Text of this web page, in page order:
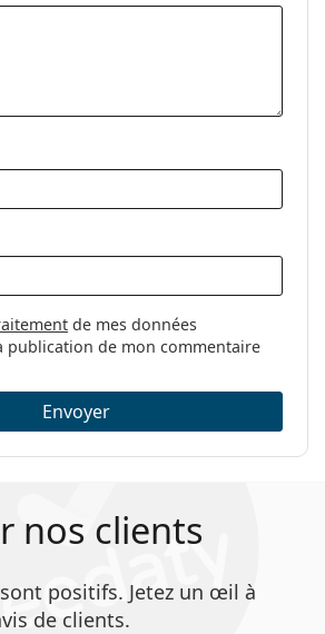
de mes données
publication de mon commentaire
Envoyer
nos clients
sont positifs. Jetez un œil à
de clients.